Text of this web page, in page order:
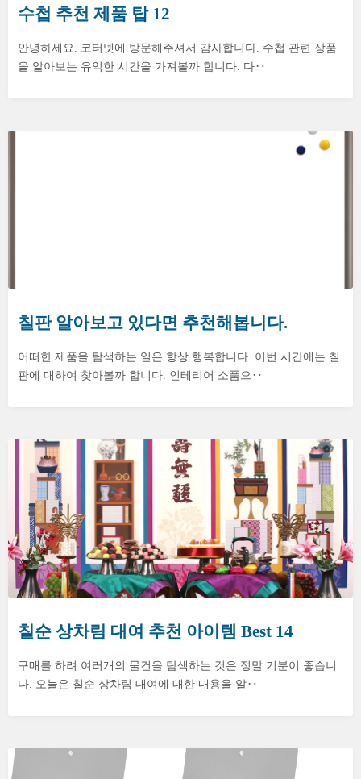
수첩 추천 제품 탑 12
안녕하세요. 코터넷에 방문해주셔서 감사합니다. 수첩 관련 상품
을 알아보는 유익한 시간을 가져볼까 합니다. 다‥
칠판 알아보고 있다면 추천해봅니다.
어떠한 제품을 탐색하는 일은 항상 행복합니다. 이번 시간에는 칠
판에 대하여 찾아볼까 합니다. 인테리어 소품으‥
칠순 상차림 대여 추천 아이템 Best 14
구매를 하려 여러개의 물건을 탐색하는 것은 정말 기분이 좋습니
다. 오늘은 칠순 상차림 대여에 대한 내용을 알‥